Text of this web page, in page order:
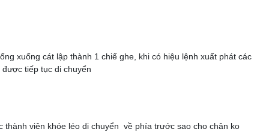
xuống cát lập thành 1 chiế ghe, khi có hiệu lệnh xuất phát các
tiếp tục di chuyển
viên khóe léo di chuyển về phía trước sao cho chân ko